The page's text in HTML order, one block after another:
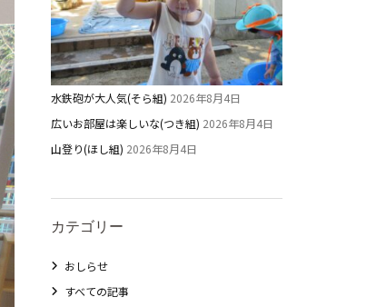
水鉄砲が大人気(そら組) 2026年8月4日
広いお部屋は楽しいな(つき組) 2026年8月4日
山登り(ほし組) 2026年8月4日
カテゴリー
おしらせ
すべての記事